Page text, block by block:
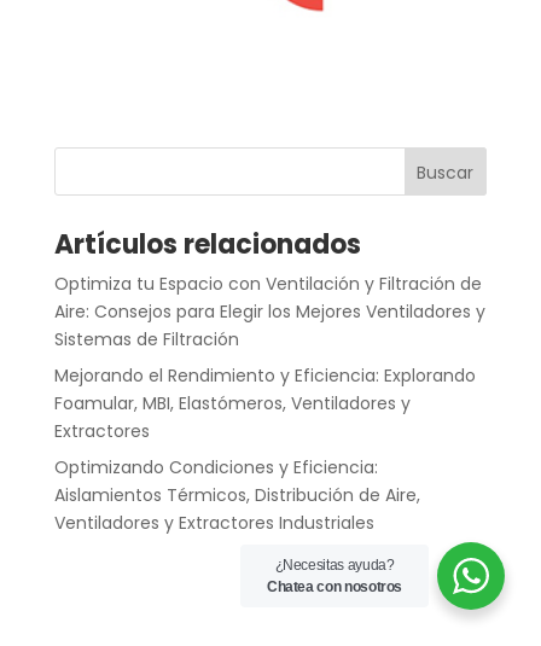
Buscar
Artículos relacionados
Optimiza tu Espacio con Ventilación y Filtración de
Aire: Consejos para Elegir los Mejores Ventiladores y
Sistemas de Filtración
Mejorando el Rendimiento y Eficiencia: Explorando
Foamular, MBI, Elastómeros, Ventiladores y
Extractores
Optimizando Condiciones y Eficiencia:
Aislamientos Térmicos, Distribución de Aire,
Ventiladores y Extractores Industriales
¿Necesitas ayuda?
Chatea con nosotros